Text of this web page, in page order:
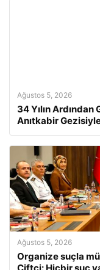
Ağustos 5, 2026
34 Yılın
Anıtkabir
Ağustos 5, 2026
Organize suçla